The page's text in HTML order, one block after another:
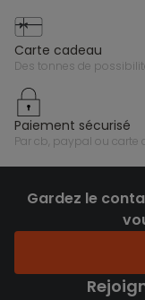
carte cadeau
des tonnes de
paiement sécurisé
par cb, paypal ou carte
Gardez le